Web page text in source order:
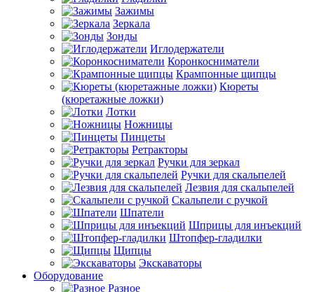
Зажимы
Зеркала
Зонды
Иглодержатели
Коронкосниматели
Крампонные щипцы
Кюреты
(кюретажные ложки)
Лотки
Ножницы
Пинцеты
Ретракторы
Ручки для зеркал
Ручки для скальпелей
Лезвия для скальпелей
Скальпели с ручкой
Шпатели
Шприцы для инъекций
Штопфер-гладилки
Щипцы
Экскаваторы
Оборудование
Разное